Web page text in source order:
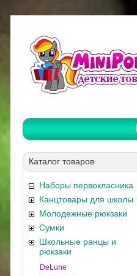
Каталог товаров
Наборы первокласника
Канцтовары для школы
Молодежные рюкзаки
Сумки
Школьные ранцы и
рюкзаки
DeLune